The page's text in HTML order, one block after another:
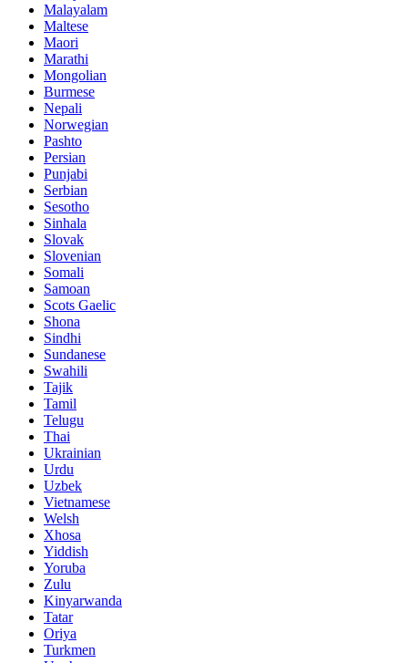
Malayalam
Maltese
Maori
Marathi
Mongolian
Burmese
Nepali
Norwegian
Pashto
Persian
Punjabi
Serbian
Sesotho
Sinhala
Slovak
Slovenian
Somali
Samoan
Scots Gaelic
Shona
Sindhi
Sundanese
Swahili
Tajik
Tamil
Telugu
Thai
Ukrainian
Urdu
Uzbek
Vietnamese
Welsh
Xhosa
Yiddish
Yoruba
Zulu
Kinyarwanda
Tatar
Oriya
Turkmen